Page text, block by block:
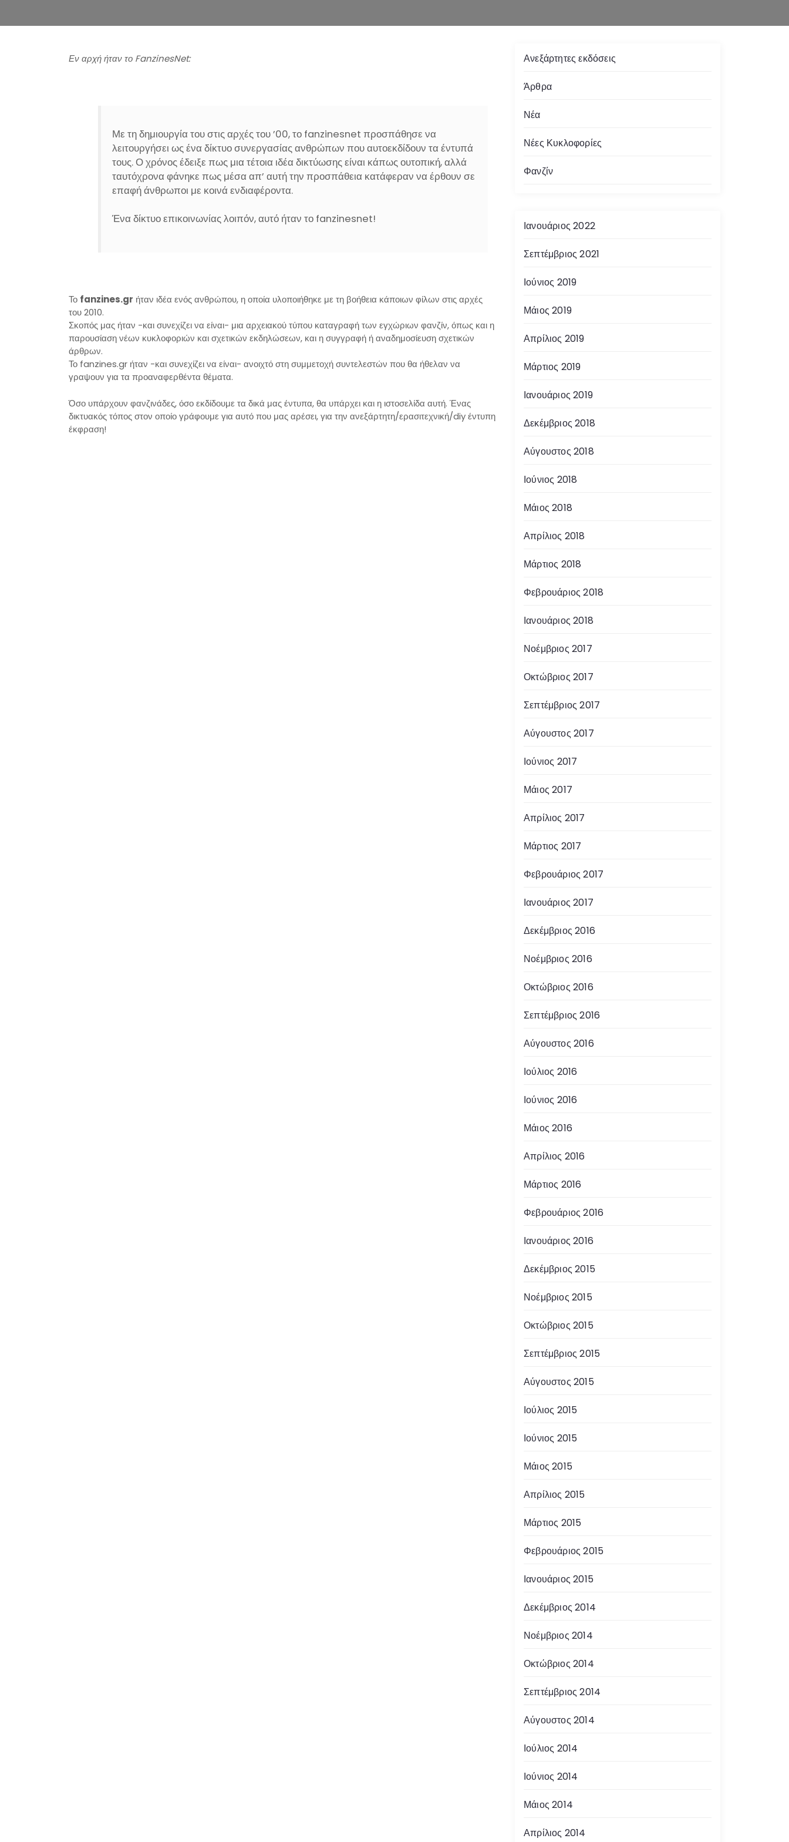
Εν αρχή ήταν το FanzinesNet:
Με τη δημιουργία του στις αρχές του ’00, το fanzinesnet προσπάθησε να
λειτουργήσει ως ένα δίκτυο συνεργασίας ανθρώπων που αυτοεκδίδουν τα έντυπά
τους. Ο χρόνος έδειξε πως μια τέτοια ιδέα δικτύωσης είναι κάπως ουτοπική, αλλά
ταυτόχρονα φάνηκε πως μέσα απ’ αυτή την προσπάθεια κατάφεραν να έρθουν σε
επαφή άνθρωποι με κοινά ενδιαφέροντα.
Ένα δίκτυο επικοινωνίας λοιπόν, αυτό ήταν το fanzinesnet!
Το fanzines.gr ήταν ιδέα ενός ανθρώπου, η οποία υλοποιήθηκε με τη βοήθεια κάποιων φίλων στις αρχές
του 2010.
Σκοπός μας ήταν -και συνεχίζει να είναι- μια αρχειακού τύπου καταγραφή των εγχώριων φανζίν, όπως και η
παρουσίαση νέων κυκλοφοριών και σχετικών εκδηλώσεων, και η συγγραφή ή αναδημοσίευση σχετικών
άρθρων.
Το fanzines.gr ήταν -και συνεχίζει να είναι- ανοιχτό στη συμμετοχή συντελεστών που θα ήθελαν να
γραψουν για τα προαναφερθέντα θέματα.
Όσο υπάρχουν φανζινάδες, όσο εκδίδουμε τα δικά μας έντυπα, θα υπάρχει και η ιστοσελίδα αυτή. Ένας
δικτυακός τόπος στον οποίο γράφουμε για αυτό που μας αρέσει, για την ανεξάρτητη/ερασιτεχνική/diy έντυπη
έκφραση!
Ανεξάρτητες εκδόσεις
Άρθρα
Νέα
Νέες Κυκλοφορίες
Φανζίν
Ιανουάριος 2022
Σεπτέμβριος 2021
Ιούνιος 2019
Μάιος 2019
Απρίλιος 2019
Μάρτιος 2019
Ιανουάριος 2019
Δεκέμβριος 2018
Αύγουστος 2018
Ιούνιος 2018
Μάιος 2018
Απρίλιος 2018
Μάρτιος 2018
Φεβρουάριος 2018
Ιανουάριος 2018
Νοέμβριος 2017
Οκτώβριος 2017
Σεπτέμβριος 2017
Αύγουστος 2017
Ιούνιος 2017
Μάιος 2017
Απρίλιος 2017
Μάρτιος 2017
Φεβρουάριος 2017
Ιανουάριος 2017
Δεκέμβριος 2016
Νοέμβριος 2016
Οκτώβριος 2016
Σεπτέμβριος 2016
Αύγουστος 2016
Ιούλιος 2016
Ιούνιος 2016
Μάιος 2016
Απρίλιος 2016
Μάρτιος 2016
Φεβρουάριος 2016
Ιανουάριος 2016
Δεκέμβριος 2015
Νοέμβριος 2015
Οκτώβριος 2015
Σεπτέμβριος 2015
Αύγουστος 2015
Ιούλιος 2015
Ιούνιος 2015
Μάιος 2015
Απρίλιος 2015
Μάρτιος 2015
Φεβρουάριος 2015
Ιανουάριος 2015
Δεκέμβριος 2014
Νοέμβριος 2014
Οκτώβριος 2014
Σεπτέμβριος 2014
Αύγουστος 2014
Ιούλιος 2014
Ιούνιος 2014
Μάιος 2014
Απρίλιος 2014